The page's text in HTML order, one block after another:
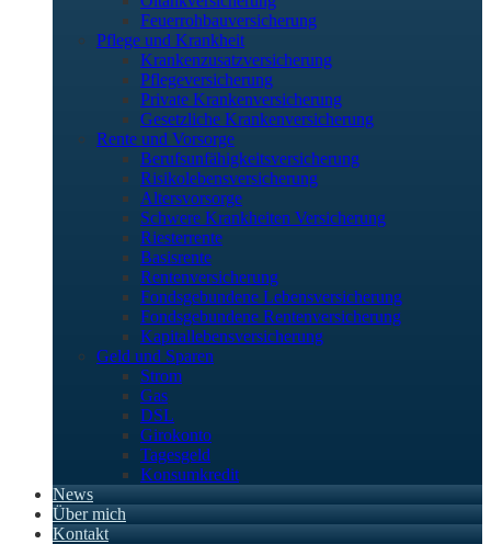
Feuerrohbauversicherung
Pflege und Krankheit
Krankenzusatzversicherung
Pflegeversicherung
Private Krankenversicherung
Gesetzliche Krankenversicherung
Rente und Vorsorge
Berufs­unfähigkeitsversicherung
Risikolebensversicherung
Altersvorsorge
Schwere Krankheiten Versicherung
Riesterrente
Basisrente
Rentenversicherung
Fondsgebundene Lebensversicherung
Fondsgebundene Rentenversicherung
Kapitallebensversicherung
Geld und Sparen
Strom
Gas
DSL
Girokonto
Tagesgeld
Konsumkredit
News
Über mich
Kontakt